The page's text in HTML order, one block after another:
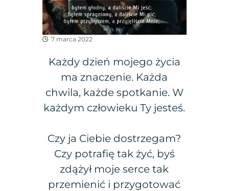
7 marca 2022
Każdy dzień mojego życia
ma znaczenie. Każda
chwila, każde spotkanie. W
każdym człowieku Ty jesteś.
Czy ja Ciebie dostrzegam?
Czy potrafię tak żyć, byś
zdążył moje serce tak
przemienić i przygotować